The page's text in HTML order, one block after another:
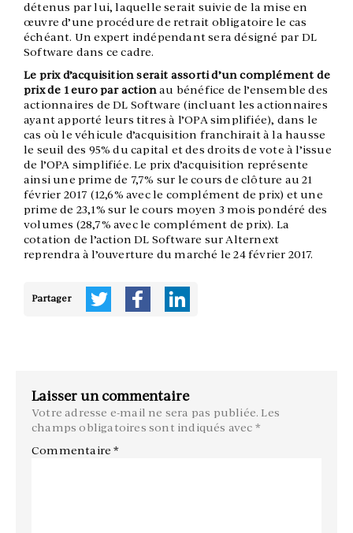
détenus par lui, laquelle serait suivie de la mise en
œuvre d’une procédure de retrait obligatoire le cas
échéant. Un expert indépendant sera désigné par DL
Software dans ce cadre.
Le prix d’acquisition serait assorti d’un complément de
prix de 1 euro par action au bénéfice de l’ensemble des
actionnaires de DL Software (incluant les actionnaires
ayant apporté leurs titres à l’OPA simplifiée), dans le
cas où le véhicule d’acquisition franchirait à la hausse
le seuil des 95% du capital et des droits de vote à l’issue
de l’OPA simplifiée. Le prix d’acquisition représente
ainsi une prime de 7,7% sur le cours de clôture au 21
février 2017 (12,6% avec le complément de prix) et une
prime de 23,1% sur le cours moyen 3 mois pondéré des
volumes (28,7% avec le complément de prix). La
cotation de l’action DL Software sur Alternext
reprendra à l’ouverture du marché le 24 février 2017.
Partager
Laisser un commentaire
Votre adresse e-mail ne sera pas publiée. Les
champs obligatoires sont indiqués avec *
Commentaire*